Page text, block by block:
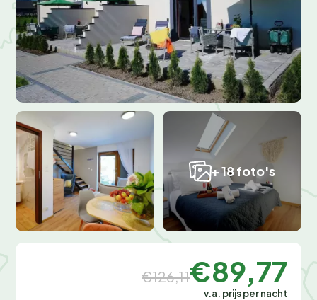
+ 18 foto's
€126,11€89,77
v.a. prijs per nacht